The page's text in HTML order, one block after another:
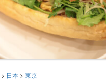
> 日本 > 東京